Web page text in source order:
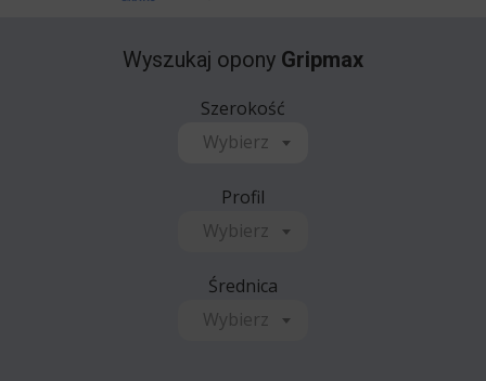
Wyszukaj opony Gripmax
Szerokość
Wybierz
Profil
Wybierz
Średnica
Wybierz